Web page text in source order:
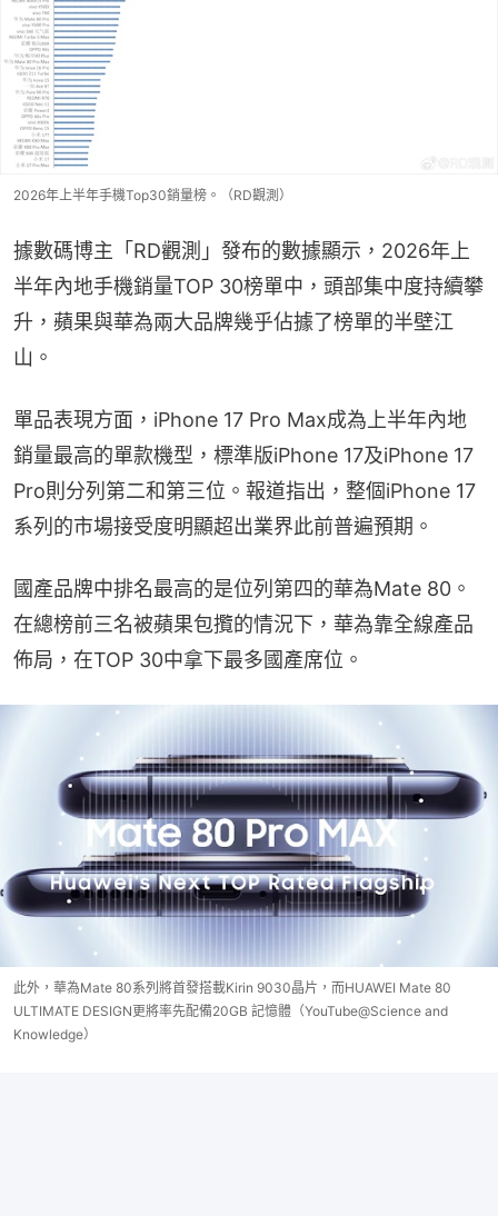
2026年上半年手機Top30銷量榜。（RD觀測）
據數碼博主「RD觀測」發布的數據顯示，2026年上
半年內地手機銷量TOP 30榜單中，頭部集中度持續攀
升，蘋果與華為兩大品牌幾乎佔據了榜單的半壁江
山。
單品表現方面，iPhone 17 Pro Max成為上半年內地
銷量最高的單款機型，標準版iPhone 17及iPhone 17
Pro則分列第二和第三位。報道指出，整個iPhone 17
系列的市場接受度明顯超出業界此前普遍預期。
國產品牌中排名最高的是位列第四的華為Mate 80。
在總榜前三名被蘋果包攬的情況下，華為靠全線產品
佈局，在TOP 30中拿下最多國產席位。
此外，華為Mate 80系列將首發搭載Kirin 9030晶片，而HUAWEI Mate 80
ULTIMATE DESIGN更將率先配備20GB 記憶體（YouTube@Science and
Knowledge）